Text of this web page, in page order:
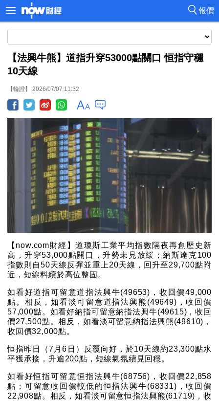
報價
【法興牛熊】道指升穿53000點關口 恒指守穩
10天線
【輪證】 2026/07/07 11:32
【now.com財經】道瓊斯工業平均指數隔夜再創歷史新
高，升穿53,000點關口，升勢未見放緩；納斯達克100
指數則自50天線反彈並重上20天線，回升至29,700點附
近，短線料續於高位整固。
如看好道指可留意道指法興牛(49653)，收回價49,000
點。相反，如看淡可留意道指法興熊(49649)，收回價
57,000點。如看好納指可留意納指法興牛(49615)，收回
價27,500點。相反，如看淡可留意納指法興熊(49610)，
收回價32,000點。
恒指昨日（7月6日）反覆向好，於10天線約23,300點水
平獲承接，升逾200點，短線氣氛續見回穩。
如看好恒指可留意恒指法興牛(68756)，收回價22,858
點；可留意收回價較低的恒指法興牛(68331)，收回價
22,908點。相反，如看淡可留意恒指法興熊(61719)，收